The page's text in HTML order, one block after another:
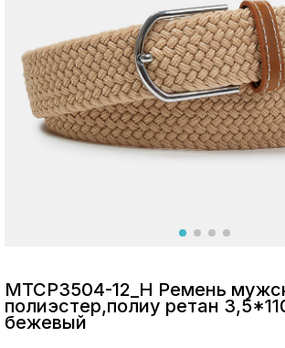
Москва
MTCP3504-12_Н Ремень
полиэстер,полиу ретан
бежевый